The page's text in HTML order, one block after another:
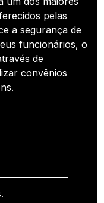
pelas
a segurança de
funcionários, o
de
convênios